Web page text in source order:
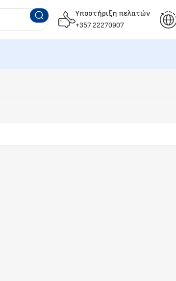
Υποστήριξη πελατών
+357 22270907